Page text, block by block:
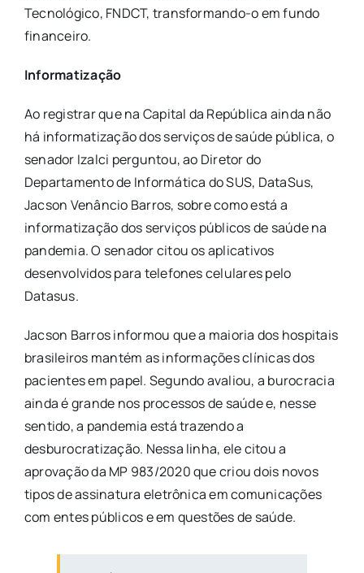
Tecnológico, FNDCT, transformando-o em fundo
financeiro.
Informatização
Ao registrar que na Capital da República ainda não
há informatização dos serviços de saúde pública, o
senador Izalci perguntou, ao Diretor do
Departamento de Informática do SUS, DataSus,
Jacson Venâncio Barros, sobre como está a
informatização dos serviços públicos de saúde na
pandemia. O senador citou os aplicativos
desenvolvidos para telefones celulares pelo
Datasus.
Jacson Barros informou que a maioria dos hospitais
brasileiros mantém as informações clínicas dos
pacientes em papel. Segundo avaliou, a burocracia
ainda é grande nos processos de saúde e, nesse
sentido, a pandemia está trazendo a
desburocratização. Nessa linha, ele citou a
aprovação da MP 983/2020 que criou dois novos
tipos de assinatura eletrônica em comunicações
com entes públicos e em questões de saúde.